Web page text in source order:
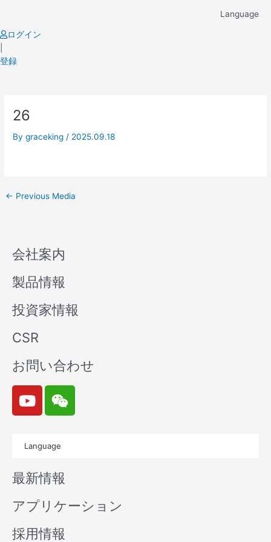
content
Language
ログイン
登録
26
Bygraceking / 2025.09.18
navigation
← Previous Media
会社案内
製品情報
投資家情報
CSR
お問い合わせ
Y
o
u
b
e
W
e
i
n
Language
最新情報
アプリケーション
採用情報